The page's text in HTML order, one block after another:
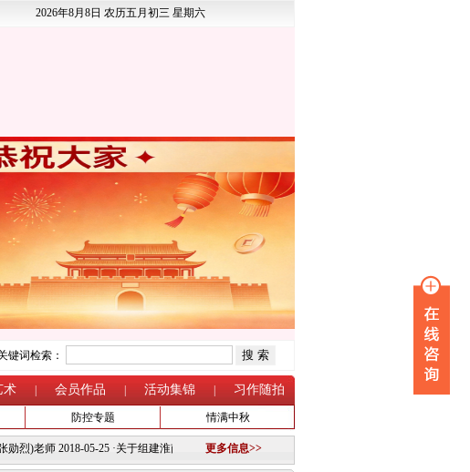
2026年8月8日 农历五月初三 星期六
键词检索：
术 会员作品 活动集锦 习作随拍
防控专题 情满中秋
师2018-05-25·关于组建淮南图片网模特队的公告2018-10-12 ·
更多信息>>